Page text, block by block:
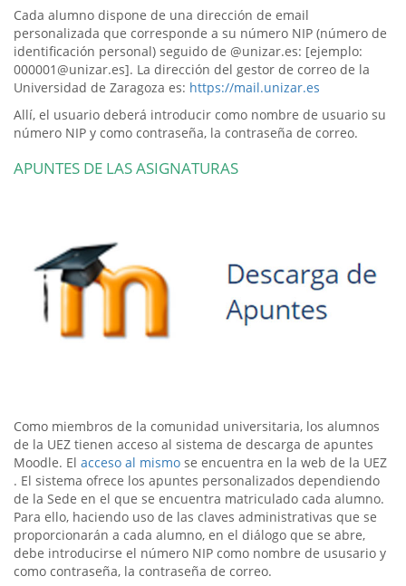
Cada alumno dispone de una dirección de email
personalizada que corresponde a su número NIP (número de
identificación personal) seguido de @unizar.es: [ejemplo:
000001@unizar.es]. La dirección del gestor de correo de la
Universidad de Zaragoza es: https://mail.unizar.es
Allí, el usuario deberá introducir como nombre de usuario su
número NIP y como contraseña, la contraseña de correo.
APUNTES DE LAS ASIGNATURAS
Como miembros de la comunidad universitaria, los alumnos
de la UEZ tienen acceso al sistema de descarga de apuntes
Moodle. El acceso al mismo se encuentra en la web de la UEZ
. El sistema ofrece los apuntes personalizados dependiendo
de la Sede en el que se encuentra matriculado cada alumno.
Para ello, haciendo uso de las claves administrativas que se
proporcionarán a cada alumno, en el diálogo que se abre,
debe introducirse el número NIP como nombre de ususario y
como contraseña, la contraseña de correo.